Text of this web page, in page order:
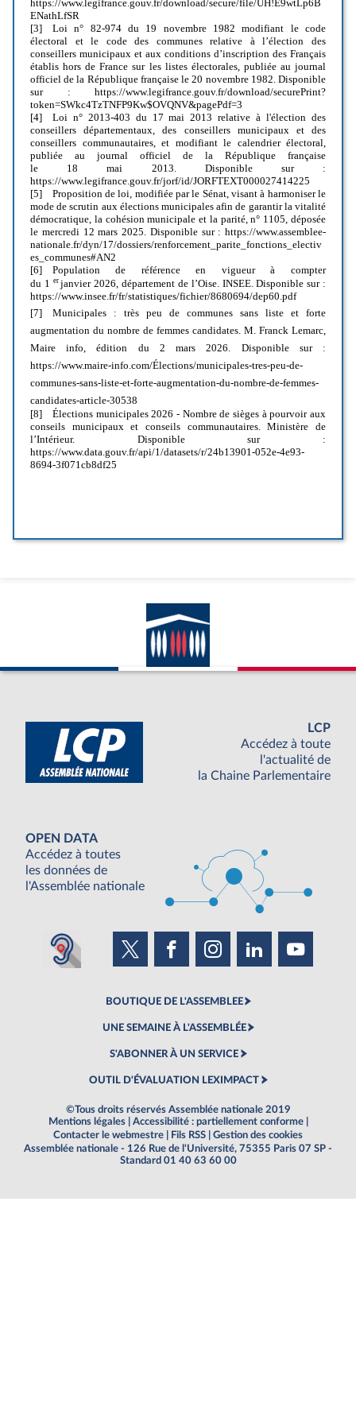
LCP
Accédez à toute
l'actualité de
la Chaine Parlementaire
OPEN DATA
Accédez à toutes
les données de
l'Assemblée nationale
BOUTIQUE DE L'ASSEMBLEE
UNE SEMAINE À L'ASSEMBLÉE
S'ABONNER À UN SERVICE
OUTIL D'ÉVALUATION LEXIMPACT
©Tous droits réservés Assemblée nationale 2019
Mentions légales
Accessibilité : partiellement conforme
Contacter le webmestre
Fils RSS
Gestion des cookies
Assemblée nationale - 126 Rue de l'Université, 75355 Paris 07 SP -
Standard 01 40 63 60 00